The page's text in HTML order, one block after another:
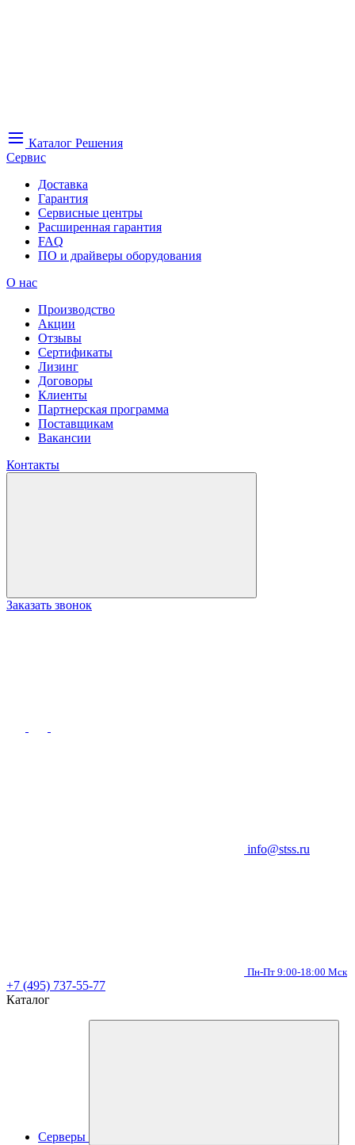
Каталог Решения
Сервис
Доставка
Гарантия
Сервисные центры
Расширенная гарантия
FAQ
ПО и драйверы оборудования
О нас
Производство
Акции
Отзывы
Сертификаты
Лизинг
Договоры
Клиенты
Партнерская программа
Поставщикам
Вакансии
Контакты
Заказать звонок
info@stss.ru
Пн-Пт 9:00-18:00 Мск
+7 (495) 737-55-77
Каталог
Серверы